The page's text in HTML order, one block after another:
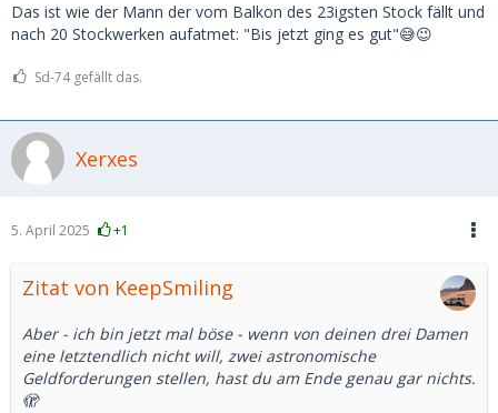
Das ist wie der Mann der vom Balkon des 23igsten Stock fällt und
nach 20 Stockwerken aufatmet: "Bis jetzt ging es gut"😅😉
Sd-74 gefällt das.
Xerxes
5. April 2025 +1
Zitat von KeepSmiling
Aber - ich bin jetzt mal böse - wenn von deinen drei Damen
eine letztendlich nicht will, zwei astronomische
Geldforderungen stellen, hast du am Ende genau gar nichts.
🫣